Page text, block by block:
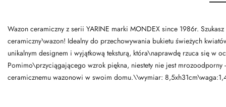
Wazon ceramiczny z serii YARINE marki MONDEX since 1986r.
ceramiczny\wazon! Idealny do przechowywania bukietu świeżych
unikalnym designem i wyjątkową teksturą, która\naprawdę rzuca się w
Pomimo\przyciągającego wzrok piękna, niestety nie jest
ceramicznemu wazonowi w swoim domu.\\wymiar: